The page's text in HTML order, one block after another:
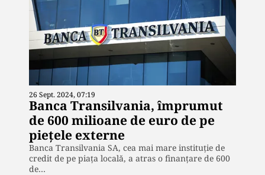
26 Sept. 2024, 07:19
Banca Transilvania, împrumut
de 600 milioane de euro de pe
piețele externe
Banca Transilvania SA, cea mai mare instituție de
credit de pe piața locală, a atras o finanțare de 600
de…